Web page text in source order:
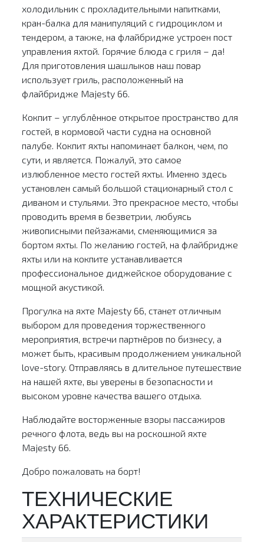
холодильник с прохладительными напитками,
кран-балка для манипуляций с гидроциклом и
тендером, а также, на флайбридже устроен пост
управления яхтой. Горячие блюда с гриля – да!
Для приготовления шашлыков наш повар
использует гриль, расположенный на
флайбридже Majesty 66.
Кокпит – углублённое открытое пространство для
гостей, в кормовой части судна на основной
палубе. Кокпит яхты напоминает балкон, чем, по
сути, и является. Пожалуй, это самое
излюбленное место гостей яхты. Именно здесь
установлен самый большой стационарный стол с
диваном и стульями. Это прекрасное место, чтобы
проводить время в безветрии, любуясь
живописными пейзажами, сменяющимися за
бортом яхты. По желанию гостей, на флайбридже
яхты или на кокпите устанавливается
профессиональное диджейское оборудование с
мощной акустикой.
Прогулка на яхте Majesty 66, станет отличным
выбором для проведения торжественного
мероприятия, встречи партнёров по бизнесу, а
может быть, красивым продолжением уникальной
love-story. Отправляясь в длительное путешествие
на нашей яхте, вы уверены в безопасности и
высоком уровне качества вашего отдыха.
Наблюдайте восторженные взоры пассажиров
речного флота, ведь вы на роскошной яхте
Majesty 66.
Добро пожаловать на борт!
ТЕХНИЧЕСКИЕ
ХАРАКТЕРИСТИКИ